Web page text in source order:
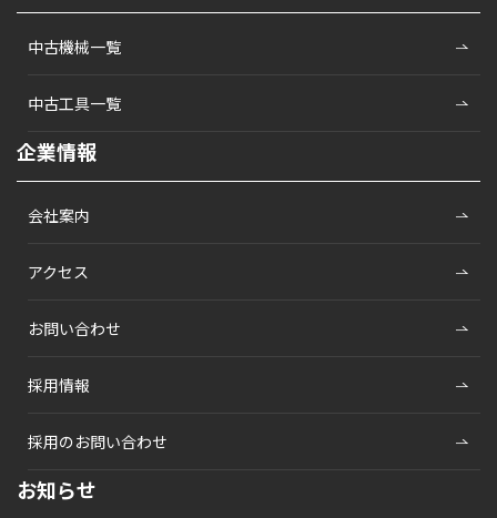
中古機械一覧
中古工具一覧
企業情報
会社案内
アクセス
お問い合わせ
採用情報
採用のお問い合わせ
お知らせ